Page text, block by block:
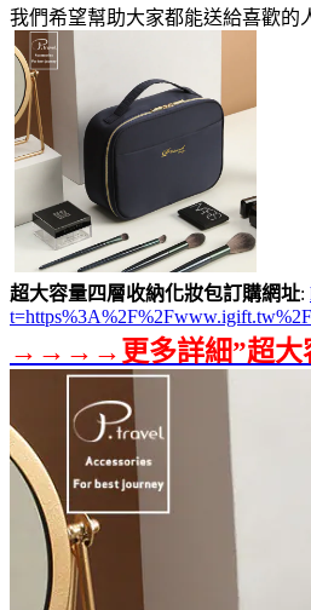
我們希望幫助大家都能送給喜歡的
超大容量四層收納化妝包訂購網址:
→→→→更多詳細”超大